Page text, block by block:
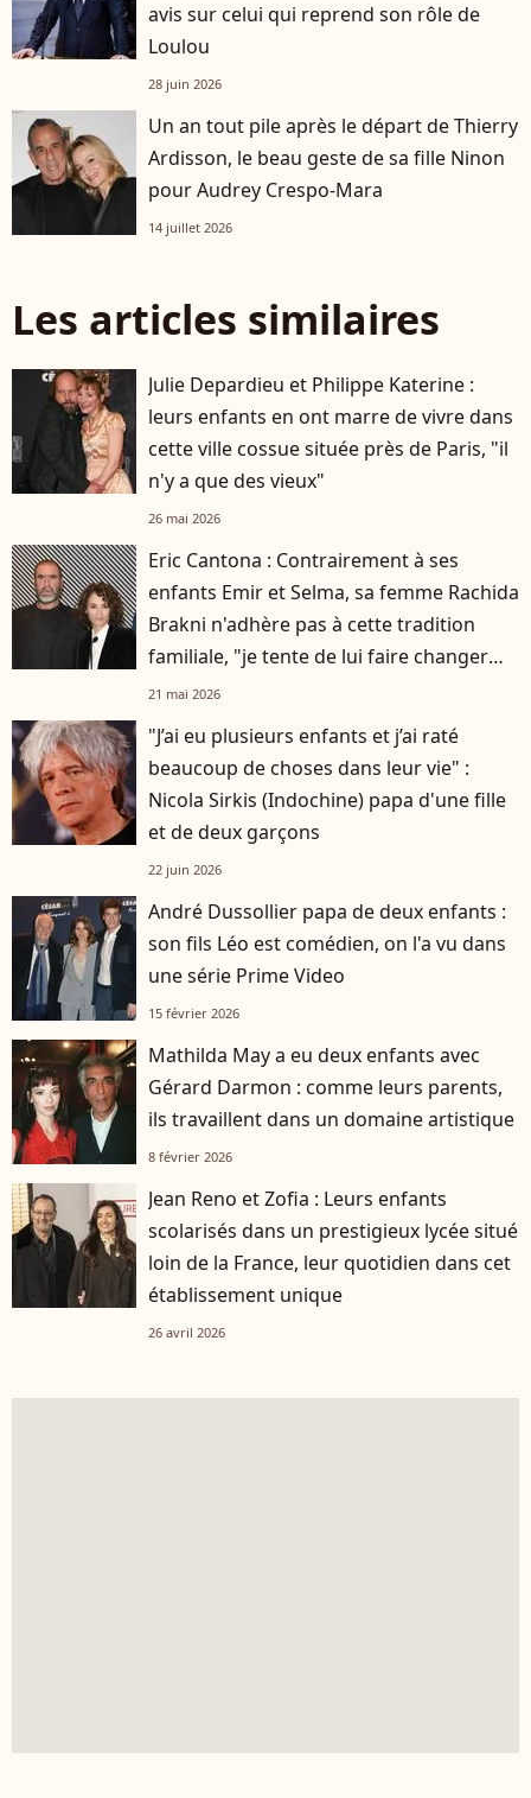
avis sur celui qui reprend son rôle de
Loulou
28 juin 2026
Un an tout pile après le départ de Thierry
Ardisson, le beau geste de sa fille Ninon
pour Audrey Crespo-Mara
14 juillet 2026
Les articles similaires
Julie Depardieu et Philippe Katerine :
leurs enfants en ont marre de vivre dans
cette ville cossue située près de Paris, "il
n'y a que des vieux"
26 mai 2026
Eric Cantona : Contrairement à ses
enfants Emir et Selma, sa femme Rachida
Brakni n'adhère pas à cette tradition
familiale, "je tente de lui faire changer
d'avis"
21 mai 2026
"J’ai eu plusieurs enfants et j’ai raté
beaucoup de choses dans leur vie" :
Nicola Sirkis (Indochine) papa d'une fille
et de deux garçons
22 juin 2026
André Dussollier papa de deux enfants :
son fils Léo est comédien, on l'a vu dans
une série Prime Video
15 février 2026
Mathilda May a eu deux enfants avec
Gérard Darmon : comme leurs parents,
ils travaillent dans un domaine artistique
8 février 2026
Jean Reno et Zofia : Leurs enfants
scolarisés dans un prestigieux lycée situé
loin de la France, leur quotidien dans cet
établissement unique
26 avril 2026